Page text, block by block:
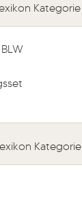
Kategorie
Kategorie